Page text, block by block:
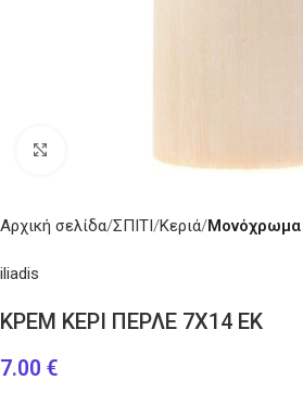
Αρχική σελίδα ΣΠΙΤΙ Κεριά Μονόχρωμα
iliadis
ΚΡΕΜ ΚΕΡΙ ΠΕΡΛΕ 7Χ14 ΕΚ
7.00 €